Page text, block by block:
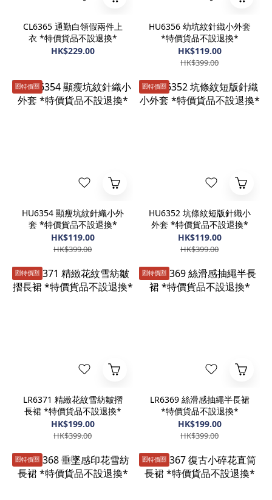
CL6365 通勤白領假兩件上
衣 *特價貨品不設退換*
HK$229.00
HU6356 幼坑紋針織小外套
*特價貨品不設退換*
HK$119.00
HK$399.00
🈹️特價🈹️
HU6354 顯瘦坑紋針織小外
套 *特價貨品不設退換*
HK$119.00
HK$399.00
🈹️特價🈹️
HU6352 坑條紋短版針織小
外套 *特價貨品不設退換*
HK$119.00
HK$399.00
🈹️特價🈹️
LR6371 精緻花紋雪紡皺摺
長裙 *特價貨品不設退換*
HK$199.00
HK$399.00
🈹️特價🈹️
LR6369 絲滑感抽繩半長裙
*特價貨品不設退換*
HK$199.00
HK$399.00
🈹️特價🈹️ 🈹️特價🈹️